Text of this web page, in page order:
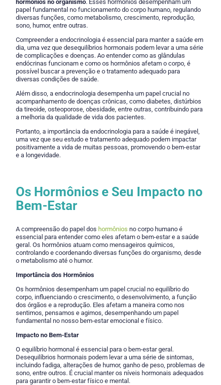
hormônios no organismo. Esses hormônios desempenham um
papel fundamental no funcionamento do corpo humano, regulando
diversas funções, como metabolismo, crescimento, reprodução,
sono, humor, entre outras.
Compreender a endocrinologia é essencial para manter a saúde em
dia, uma vez que desequilíbrios hormonais podem levar a uma série
de complicações e doenças. Ao entender como as glândulas
endócrinas funcionam e como os hormônios afetam o corpo, é
possível buscar a prevenção e o tratamento adequado para
diversas condições de saúde.
Além disso, a endocrinologia desempenha um papel crucial no
acompanhamento de doenças crônicas, como diabetes, distúrbios
da tireoide, osteoporose, obesidade, entre outras, contribuindo para
a melhoria da qualidade de vida dos pacientes.
Portanto, a importância da endocrinologia para a saúde é inegável,
uma vez que seu estudo e tratamento adequado podem impactar
positivamente a vida de muitas pessoas, promovendo o bem-estar
e a longevidade.
Os Hormônios e Seu Impacto no
Bem-Estar
A compreensão do papel dos hormônios no corpo humano é
essencial para entender como eles afetam o bem-estar e a saúde
geral. Os hormônios atuam como mensageiros químicos,
controlando e coordenando diversas funções do organismo, desde
o metabolismo até o humor.
Importância dos Hormônios
Os hormônios desempenham um papel crucial no equilíbrio do
corpo, influenciando o crescimento, o desenvolvimento, a função
dos órgãos e a reprodução. Eles afetam a maneira como nos
sentimos, pensamos e agimos, desempenhando um papel
fundamental no nosso bem-estar emocional e físico.
Impacto no Bem-Estar
O equilíbrio hormonal é essencial para o bem-estar geral.
Desequilíbrios hormonais podem levar a uma série de sintomas,
incluindo fadiga, alterações de humor, ganho de peso, problemas de
sono, entre outros. É crucial manter os níveis hormonais adequados
para garantir o bem-estar físico e mental.